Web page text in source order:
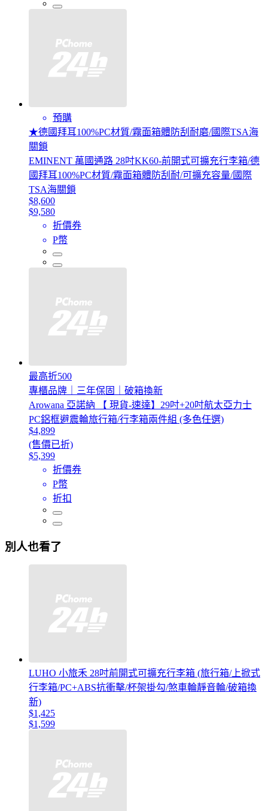
預購
★德國拜耳100%PC材質/霧面箱體防刮耐磨/國際TSA海
關鎖
EMINENT 萬國通路 28吋KK60-前開式可擴充行李箱/德
國拜耳100%PC材質/霧面箱體防刮耐/可擴充容量/國際
TSA海關鎖
$8,600
$9,580
折價券
P幣
最高折500
專櫃品牌｜三年保固｜破箱換新
Arowana 亞諾納 【 現貨-速達】29吋+20吋航太亞力士
PC鋁框避震輪旅行箱/行李箱兩件組 (多色任選)
$4,899
(售價已折)
$5,399
折價券
P幣
折扣
別人也看了
LUHO 小旅禾 28吋前開式可擴充行李箱 (旅行箱/上掀式
行李箱/PC+ABS抗衝擊/杯架掛勾/煞車輪靜音輪/破箱換
新)
$1,425
$1,599